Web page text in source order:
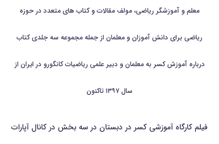
معلم و آموزشگر ریاضی، مولف مقالات و کتاب های متعدد در حوزه
ریاضی برای دانش آموزان و معلمان از جمله مجموعه سه جلدی کتاب
درباره آموزش کسر به معلمان و دبیر علمی رياضيات کانگورو در ایران از
سال ۱۳۹۷ تاکنون
فیلم کارگاه آموزشی کسر در دبستان در سه بخش در کانال آپارات